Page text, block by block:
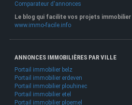
Comparateur d'annonces
Le blog qui facilite vos projets immobilier
www.immo-facile.info
ANNONCES IMMOBILIÈRES PAR VILLE
Portail immobilier belz
Portail immobilier erdeven
Portail immobilier plouhinec
Portail immobilier etel
Portail immobilier ploemel